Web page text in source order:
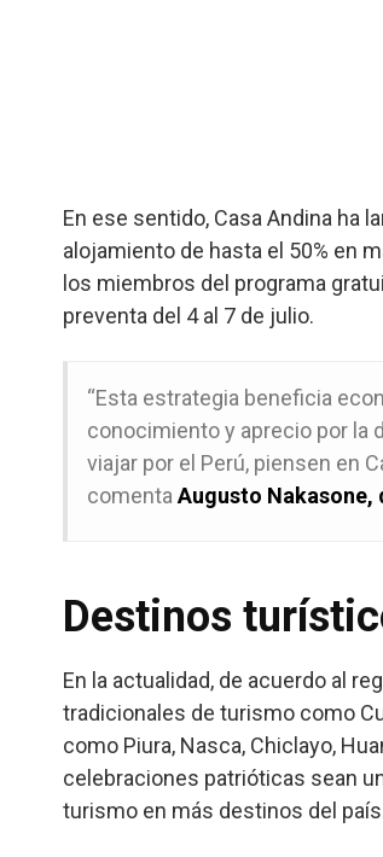
En ese sentido, Casa Andina ha
alojamiento de hasta el 50% en
los miembros del programa
preventa del 4 al 7 de julio.
“Esta estrategia beneficia
conocimiento y aprecio por la
viajar por el Perú, piensen en
comenta Augusto Nakasone,
Destinos
En la actualidad, de acuerdo al
tradicionales de turismo como
como Piura, Nasca, Chiclayo,
celebraciones patrióticas sean
turismo en más destinos del